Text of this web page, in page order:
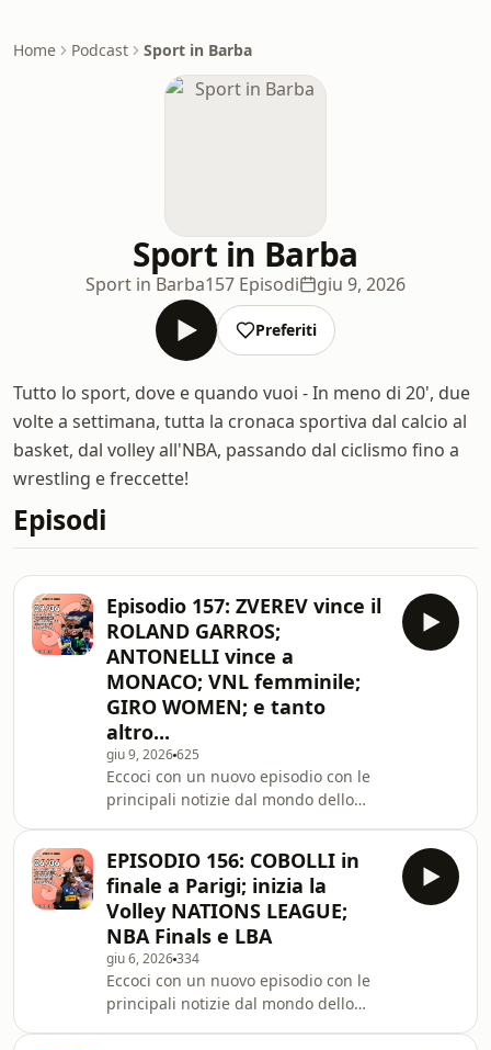
Home Podcast Sport in Barba
Sport in Barba
Sport in Barba157 Episodi giu 9, 2026
Preferiti
Tutto lo sport, dove e quando vuoi - In meno di 20', due
volte a settimana, tutta la cronaca sportiva dal calcio al
basket, dal volley all'NBA, passando dal ciclismo fino a
wrestling e freccette!
Episodi
Episodio 157: ZVEREV vince il
ROLAND GARROS;
ANTONELLI vince a
MONACO; VNL femminile;
GIRO WOMEN; e tanto
altro...
giu 9, 2026625
Eccoci con un nuovo episodio con le
principali notizie dal mondo dello
https://go.nordvpn.net/aff_c?
su Instagram:
https://www.instagram.com/sportinbarba/Link
donazioni: https://ko-
fi.com/sportinbarba Telegram
https://t.me/sportinbarba/5
EPISODIO 156: COBOLLI in
finale a Parigi; inizia la
Volley NATIONS LEAGUE;
NBA Finals e LBA
giu 6, 2026334
Eccoci con un nuovo episodio con le
principali notizie dal mondo dello